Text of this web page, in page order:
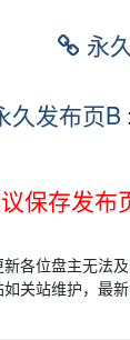
示帖子，本站不
负。
实际管理权为
诉进行投诉，我
下一
永
久发布页B
保存发布
各位盘主无法
关站维护，最